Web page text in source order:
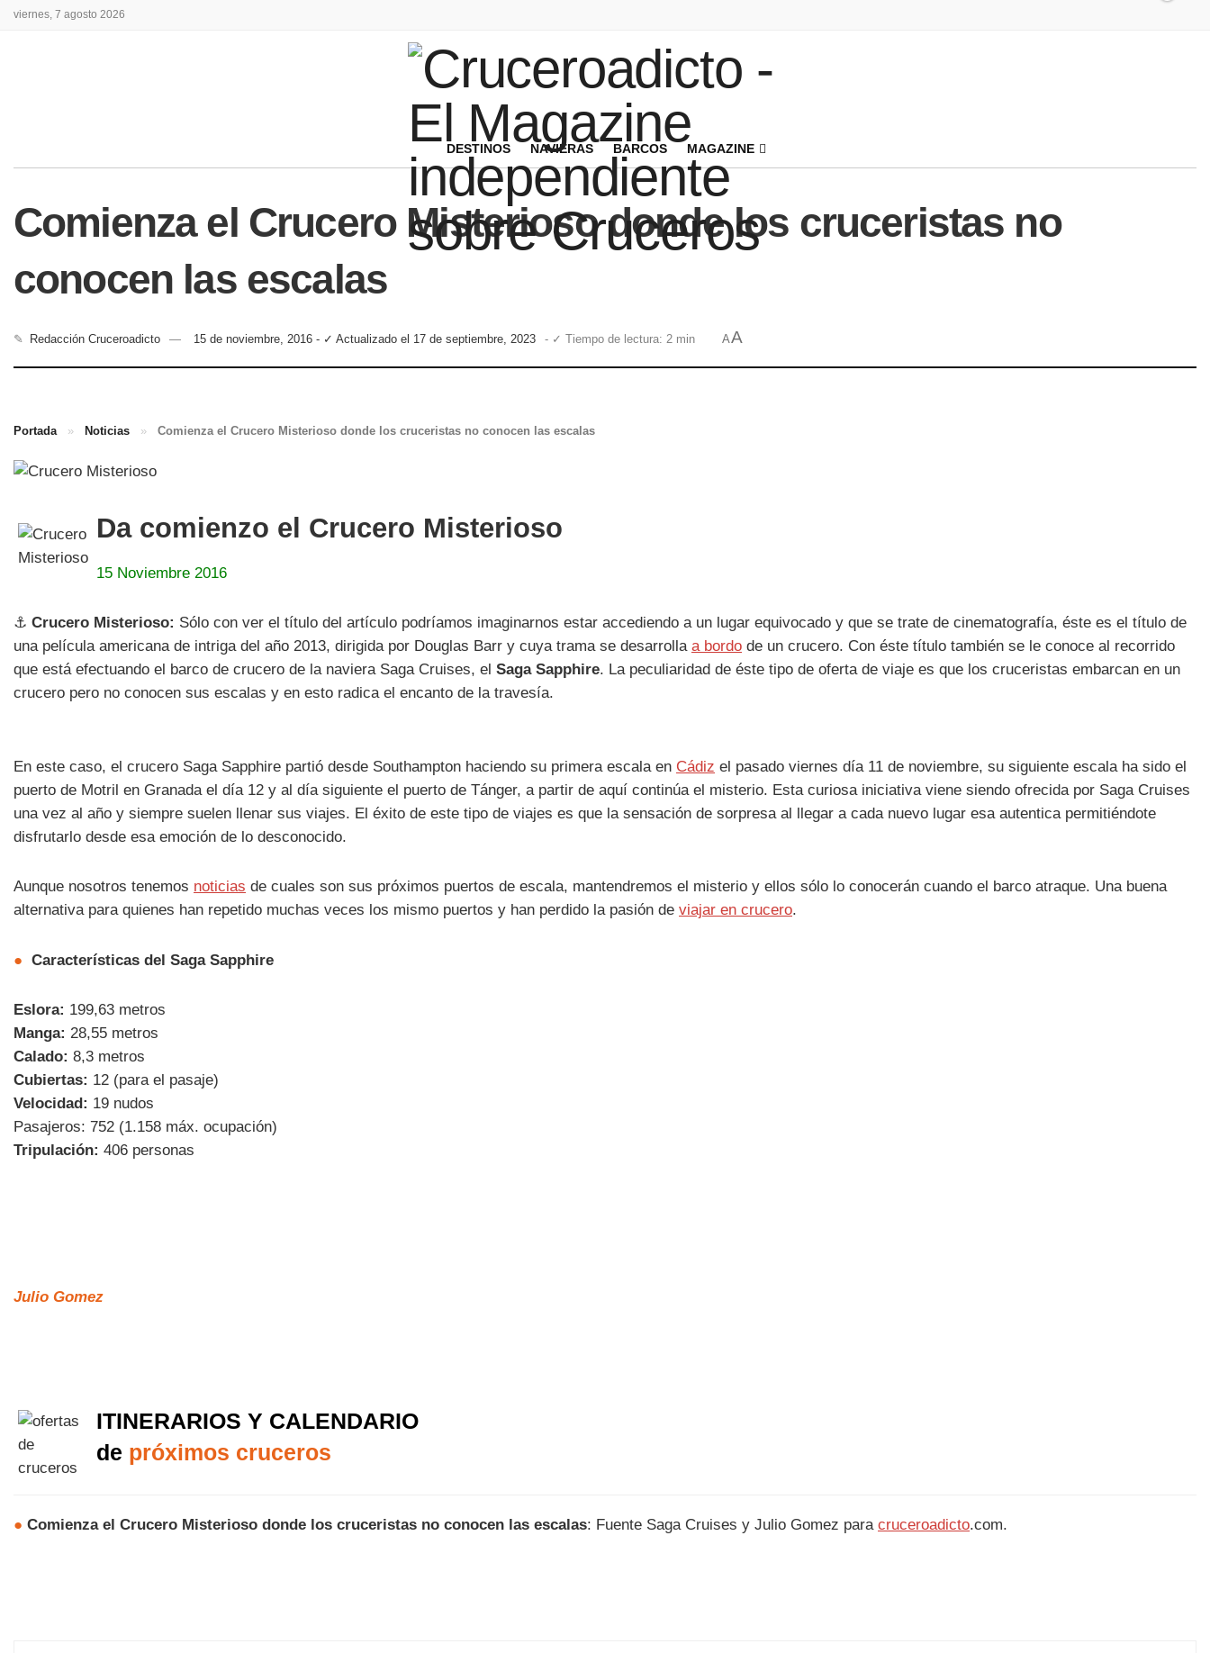
viernes, 7 agosto 2026
DESTINOS NAVIERAS BARCOS MAGAZINE
Comienza el Crucero Misterioso donde los cruceristas no
conocen las escalas
✎ Redacción Cruceroadicto 15 de noviembre, 2016 - ✓ Actualizado el 17 de septiembre, 2023 - ✓ Tiempo de lectura: 2 min AA
Portada » Noticias » Comienza el Crucero Misterioso donde los cruceristas no conocen las escalas
Da comienzo el Crucero Misterioso
15 Noviembre 2016
⚓ Crucero Misterioso: Sólo con ver el título del artículo podríamos imaginarnos estar accediendo a un lugar equivocado y que se trate de cinematografía, éste es el título de
una película americana de intriga del año 2013, dirigida por Douglas Barr y cuya trama se desarrolla a bordo de un crucero. Con éste título también se le conoce al recorrido
que está efectuando el barco de crucero de la naviera Saga Cruises, el Saga Sapphire. La peculiaridad de éste tipo de oferta de viaje es que los cruceristas embarcan en un
crucero pero no conocen sus escalas y en esto radica el encanto de la travesía.
En este caso, el crucero Saga Sapphire partió desde Southampton haciendo su primera escala en Cádiz el pasado viernes día 11 de noviembre, su siguiente escala ha sido el
puerto de Motril en Granada el día 12 y al día siguiente el puerto de Tánger, a partir de aquí continúa el misterio. Esta curiosa iniciativa viene siendo ofrecida por Saga Cruises
una vez al año y siempre suelen llenar sus viajes. El éxito de este tipo de viajes es que la sensación de sorpresa al llegar a cada nuevo lugar esa autentica permitiéndote
disfrutarlo desde esa emoción de lo desconocido.
Aunque nosotros tenemos noticias de cuales son sus próximos puertos de escala, mantendremos el misterio y ellos sólo lo conocerán cuando el barco atraque. Una buena
alternativa para quienes han repetido muchas veces los mismo puertos y han perdido la pasión de viajar en crucero.
● Características del Saga Sapphire
Eslora: 199,63 metros
Manga: 28,55 metros
Calado: 8,3 metros
Cubiertas: 12 (para el pasaje)
Velocidad: 19 nudos
Pasajeros: 752 (1.158 máx. ocupación)
Tripulación: 406 personas
Julio Gomez
ITINERARIOS Y CALENDARIO
de próximos cruceros
● Comienza el Crucero Misterioso donde los cruceristas no conocen las escalas: Fuente Saga Cruises y Julio Gomez para cruceroadicto.com.